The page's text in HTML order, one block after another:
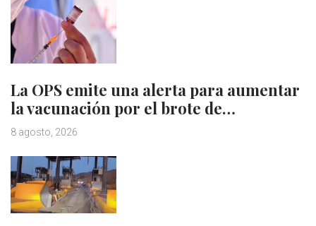
La OPS emite una alerta para aumentar
la vacunación por el brote de…
8 agosto, 2026